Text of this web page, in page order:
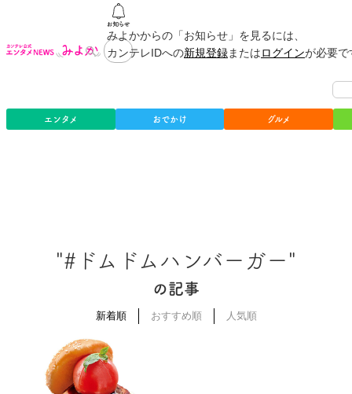
みよかからの「お知らせ」を見るには、
カンテレIDへの新規登録またはログインが必要
エンタメ おでかけ グルメ
"#ドムドムハンバーガー"
の記事
新着順 おすすめ順 人気順